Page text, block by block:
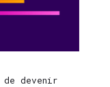
devenir